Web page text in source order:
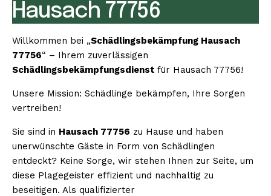
Hausach 77756
Willkommen bei „Schädlingsbekämpfung Hausach
77756“ – Ihrem zuverlässigen
Schädlingsbekämpfungsdienst für Hausach 77756!
Unsere Mission: Schädlinge bekämpfen, Ihre Sorgen
vertreiben!
Sie sind in Hausach 77756 zu Hause und haben
unerwünschte Gäste in Form von Schädlingen
entdeckt? Keine Sorge, wir stehen Ihnen zur Seite, um
diese Plagegeister effizient und nachhaltig zu
beseitigen. Als qualifizierter